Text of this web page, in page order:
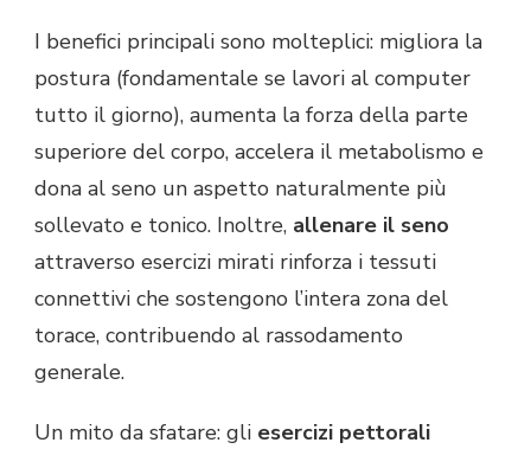
I benefici principali sono molteplici: migliora la
postura (fondamentale se lavori al computer
tutto il giorno), aumenta la forza della parte
superiore del corpo, accelera il metabolismo e
dona al seno un aspetto naturalmente più
sollevato e tonico. Inoltre, allenare il seno
attraverso esercizi mirati rinforza i tessuti
connettivi che sostengono l’intera zona del
torace, contribuendo al rassodamento
generale.
Un mito da sfatare: gli esercizi pettorali